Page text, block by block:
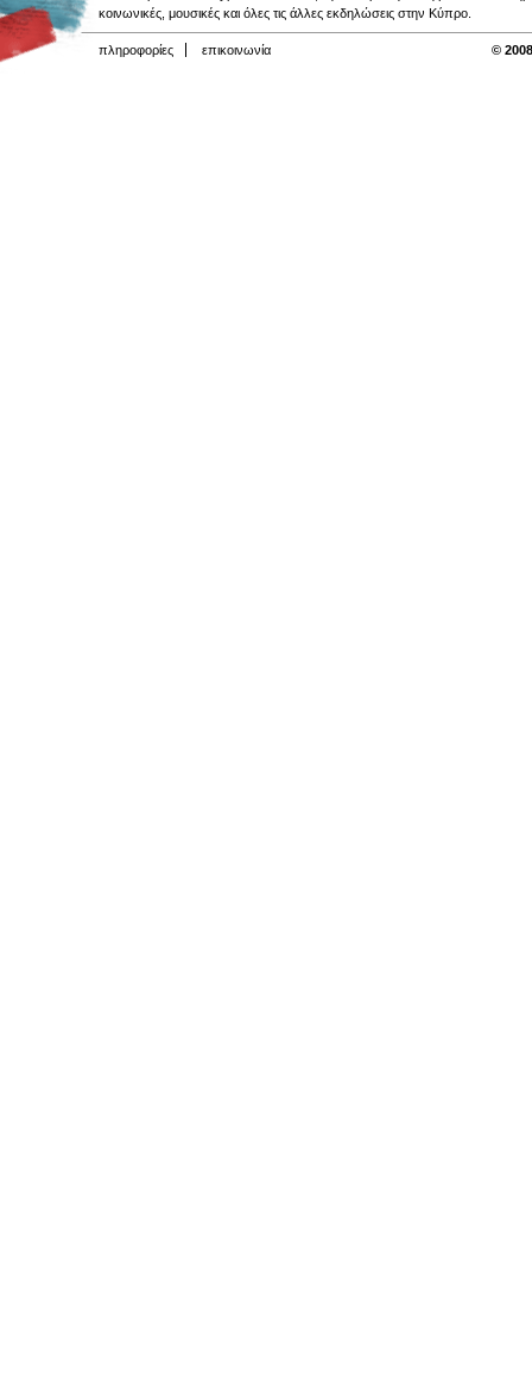
κοινωνικές, μουσικές και όλες τις άλλες εκδηλώσεις στην Κύπρο.
πληροφορίες επικοινωνία ©